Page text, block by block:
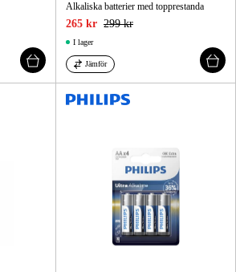
Alkaliska batterier med topprestanda
265 kr 299 kr
I lager
Jämför